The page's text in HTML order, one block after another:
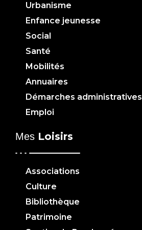
Urbanisme
Enfance jeunesse
Social
Santé
Mobilités
Annuaires
Démarches administratives
Emploi
Mes Loisirs
Associations
Culture
Bibliothèque
Patrimoine